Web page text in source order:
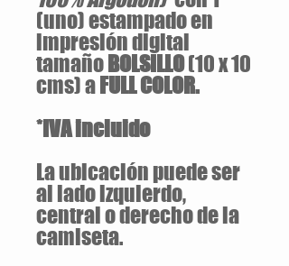
(uno) estampado en
impresión digital
tamaño BOLSILLO(10 x 10
cms) a FULL COLOR.
*IVA incluido
La ubicación puede ser
al lado izquierdo,
central o derecho de la
camiseta.